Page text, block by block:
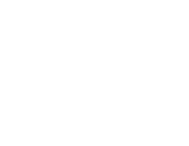
Unidade
premiado na